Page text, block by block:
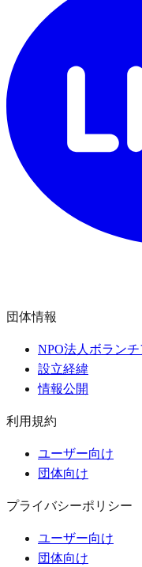
団体情報
NPO法人ボラン
設立経緯
情報公開
利用規約
ユーザー向け
団体向け
プライバシーポリシー
ユーザー向け
団体向け